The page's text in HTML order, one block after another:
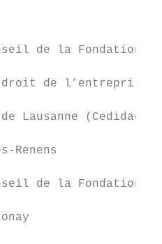
de la Fondation
de l’entreprise
Lausanne
Renens
de la Fondation